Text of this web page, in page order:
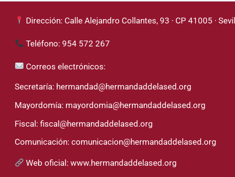
Dirección: Calle Alejandro Collantes, 93 · CP 41005 ·
Teléfono: 954 572 267
Correos electrónicos:
Secretaría: hermandad@hermandaddelased.org
Mayordomía: mayordomia@hermandaddelased.org
Fiscal: fiscal@hermandaddelased.org
Comunicación: comunicacion@hermandaddelased.org
Web oficial:www.hermandaddelased.org